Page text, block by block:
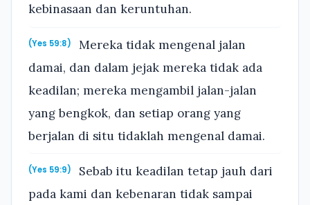
kebinasaan dan keruntuhan.
(Yes 59:8)
Mereka tidak mengenal jalan
damai, dan dalam jejak mereka tidak ada
keadilan; mereka mengambil jalan-jalan
yang bengkok, dan setiap orang yang
berjalan di situ tidaklah mengenal damai.
(Yes 59:9)
Sebab itu keadilan tetap jauh dari
pada kami dan kebenaran tidak sampai